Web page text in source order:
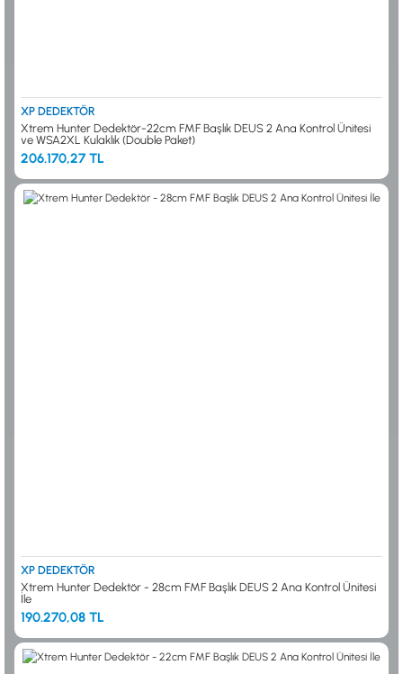
XP DEDEKTÖR
Xtrem Hunter Dedektör-22cm FMF Başlık DEUS 2 Ana Kontrol Ünitesi
ve WSA2XL Kulaklık (Double Paket)
206.170,27 TL
XP DEDEKTÖR
Xtrem Hunter Dedektör - 28cm FMF Başlık DEUS 2 Ana Kontrol Ünitesi
İle
190.270,08 TL